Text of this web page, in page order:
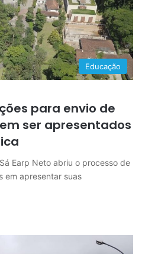
Educação
para envio de
ser apresentados
Earp Neto abriu o processo de
em apresentar suas